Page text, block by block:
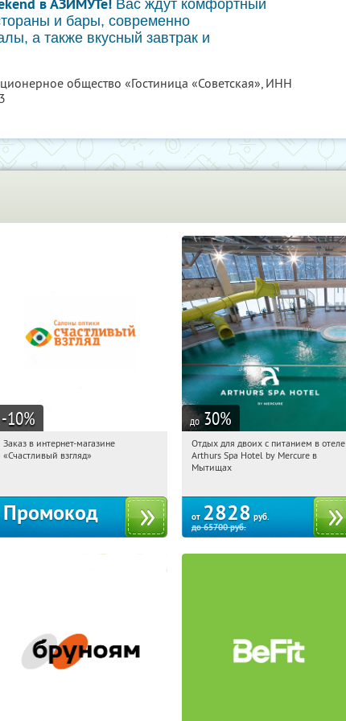
Вас ждут комфортный
и бары, современно
а также вкусный завтрак и
общество «Гостиница «Советская», ИНН
-10%
17:31:00
Получи первым!
Заказ в интернет-магазине
«Счастливый взгляд»
Промокод
до 30%
17:31:00
Купи первым!
Московская обл., г. Мытищи, д.
Отдых для двоих с питанием в отеле
Arthurs Spa Hotel by Mercure в
Мытищах
от 2828 руб.
до65700руб.